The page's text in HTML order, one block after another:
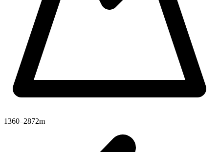
1360–2872m